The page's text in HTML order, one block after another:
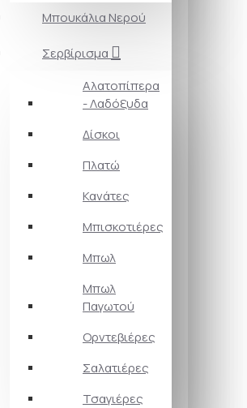
Μπουκάλια Νερού
Σερβίρισμα
Αλατοπίπερα
- Λαδόξυδα
Δίσκοι
Πλατώ
Κανάτες
Μπισκοτιέρες
Μπωλ
Μπωλ
Παγωτού
Ορντεβιέρες
Σαλατιέρες
Τσαγιέρες